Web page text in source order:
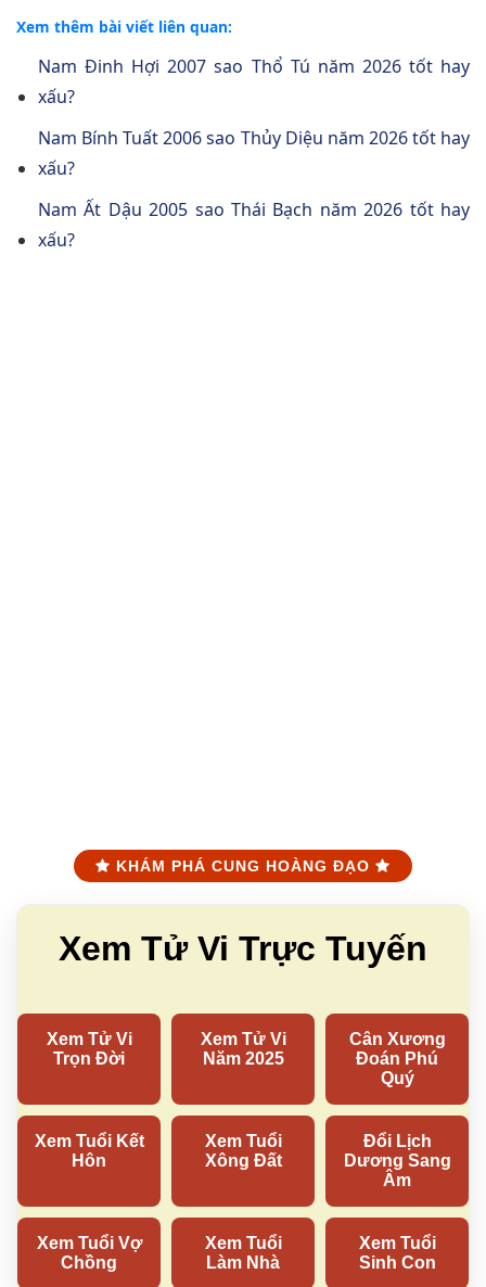
Xem thêm bài viết liên quan:
Nam Đinh Hợi 2007 sao Thổ Tú năm 2026 tốt hay
xấu?
Nam Bính Tuất 2006 sao Thủy Diệu năm 2026 tốt hay
xấu?
Nam Ất Dậu 2005 sao Thái Bạch năm 2026 tốt hay
xấu?
KHÁM PHÁ CUNG HOÀNG ĐẠO